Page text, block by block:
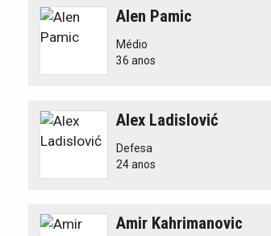
Alen Pamic
Médio
36 anos
Alex Ladislović
Defesa
24 anos
Amir Kahrimanovic